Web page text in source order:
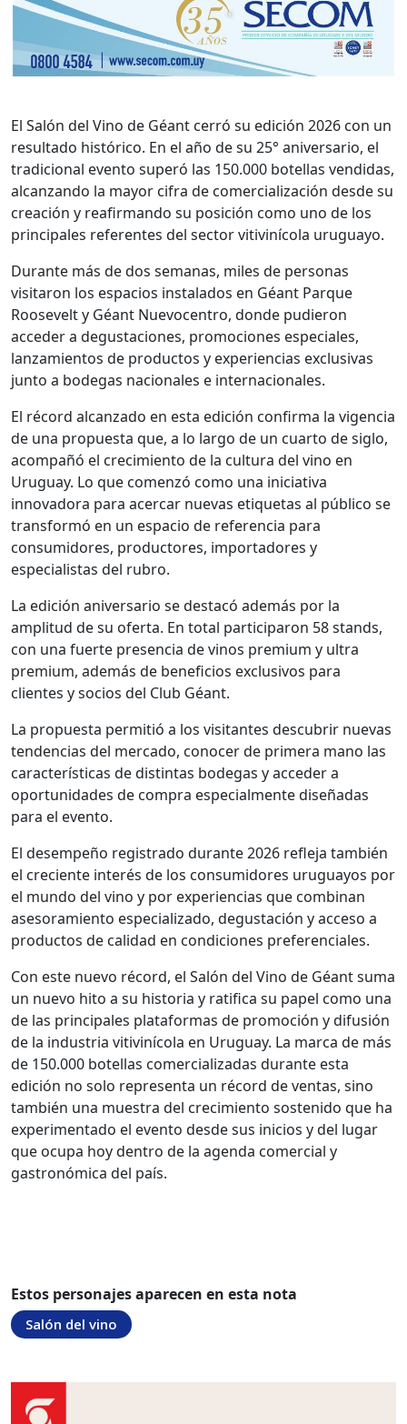
El Salón del Vino de Géant cerró su edición 2026 con un
resultado histórico. En el año de su 25° aniversario, el
tradicional evento superó las 150.000 botellas vendidas,
alcanzando la mayor cifra de comercialización desde su
creación y reafirmando su posición como uno de los
principales referentes del sector vitivinícola uruguayo.
Durante más de dos semanas, miles de personas
visitaron los espacios instalados en Géant Parque
Roosevelt y Géant Nuevocentro, donde pudieron
acceder a degustaciones, promociones especiales,
lanzamientos de productos y experiencias exclusivas
junto a bodegas nacionales e internacionales.
El récord alcanzado en esta edición confirma la vigencia
de una propuesta que, a lo largo de un cuarto de siglo,
acompañó el crecimiento de la cultura del vino en
Uruguay. Lo que comenzó como una iniciativa
innovadora para acercar nuevas etiquetas al público se
transformó en un espacio de referencia para
consumidores, productores, importadores y
especialistas del rubro.
La edición aniversario se destacó además por la
amplitud de su oferta. En total participaron 58 stands,
con una fuerte presencia de vinos premium y ultra
premium, además de beneficios exclusivos para
clientes y socios del Club Géant.
La propuesta permitió a los visitantes descubrir nuevas
tendencias del mercado, conocer de primera mano las
características de distintas bodegas y acceder a
oportunidades de compra especialmente diseñadas
para el evento.
El desempeño registrado durante 2026 refleja también
el creciente interés de los consumidores uruguayos por
el mundo del vino y por experiencias que combinan
asesoramiento especializado, degustación y acceso a
productos de calidad en condiciones preferenciales.
Con este nuevo récord, el Salón del Vino de Géant suma
un nuevo hito a su historia y ratifica su papel como una
de las principales plataformas de promoción y difusión
de la industria vitivinícola en Uruguay. La marca de más
de 150.000 botellas comercializadas durante esta
edición no solo representa un récord de ventas, sino
también una muestra del crecimiento sostenido que ha
experimentado el evento desde sus inicios y del lugar
que ocupa hoy dentro de la agenda comercial y
gastronómica del país.
Estos personajes aparecen en esta nota
Salón del vino